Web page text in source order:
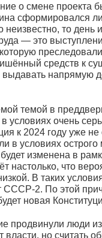
о смене проекта
сформировался
неизвестно, то день
— это
средств к
выдавать напрямую
темой в
условиях очень
к 2024 году уже
в условиях острого
изменена в
настолько, что
В таких
СССР-2. По этой
новая
продвинули люди
власти, но считать